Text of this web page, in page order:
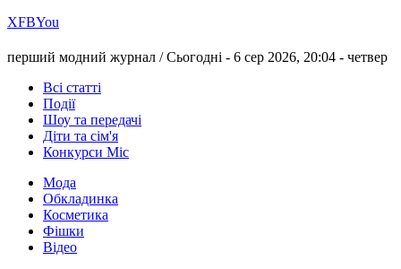
ХFBYou
перший модний журнал /Сьогодні - 6 сер 2026, 20:04 - четвер
Всі статті
Події
Шоу та передачі
Діти та сім'я
Конкурси Міс
Мода
Обкладинка
Косметика
Фішки
Відео